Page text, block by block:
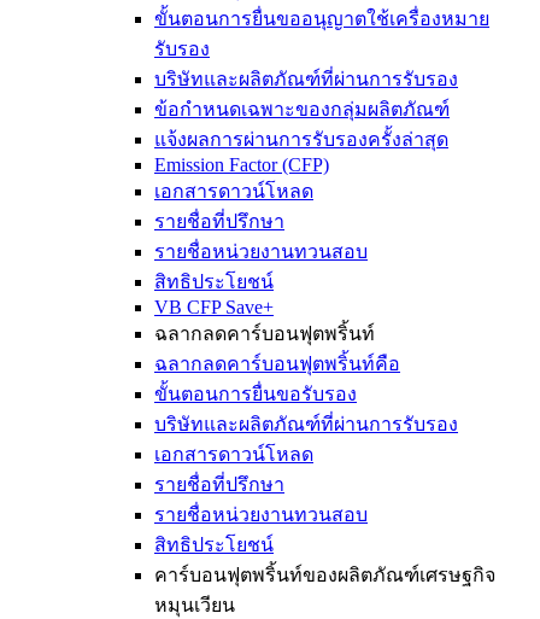
ขั้นตอนการยื่นขออนุญาตใช้เครื่องหมาย
รับรอง
บริษัทและผลิตภัณฑ์ที่ผ่านการรับรอง
ข้อกำหนดเฉพาะของกลุ่มผลิตภัณฑ์
แจ้งผลการผ่านการรับรองครั้งล่าสุด
Emission Factor (CFP)
เอกสารดาวน์โหลด
รายชื่อที่ปรึกษา
รายชื่อหน่วยงานทวนสอบ
สิทธิประโยชน์
VB CFP Save+
ฉลากลดคาร์บอนฟุตพริ้นท์
ฉลากลดคาร์บอนฟุตพริ้นท์คือ
ขั้นตอนการยื่นขอรับรอง
บริษัทและผลิตภัณฑ์ที่ผ่านการรับรอง
เอกสารดาวน์โหลด
รายชื่อที่ปรึกษา
รายชื่อหน่วยงานทวนสอบ
สิทธิประโยชน์
คาร์บอนฟุตพริ้นท์ของผลิตภัณฑ์เศรษฐกิจ
หมุนเวียน